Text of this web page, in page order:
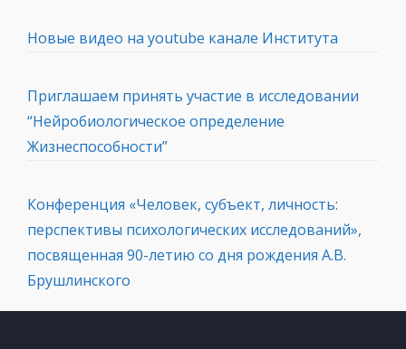
Новые видео на youtube канале Института
Приглашаем принять участие в исследовании
“Нейробиологическое определение
Жизнеспособности”
Конференция «Человек, субъект, личность:
перспективы психологических исследований»,
посвященная 90-летию со дня рождения А.В.
Брушлинского